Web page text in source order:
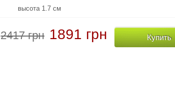
высота 1.7 см
2417 грн 1891 грн Купить